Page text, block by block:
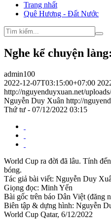
Trang nhất
Quê Hương - Đất Nước
Nghe kể chuyện
admin100
2022-12-07T03:15:00+07:00
http://nguyenduyxuan.net/
Nguyễn Duy Xuân http://
Thứ tư - 07/12/2022 03:15
World Cup ra đời đã lâu. Tính
bóng.
Tác giả bài viết: Nguyễn Duy
Giọng đọc: Minh Yến
Bài gốc trên báo Dân Việt (đăng
Biên tập & dựng hình: Nguyễn
World Cup Qatar, 6/12/2022